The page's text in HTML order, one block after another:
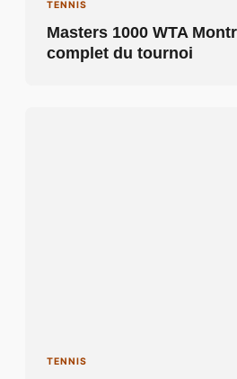
TENNIS
Masters 1000 WTA
complet du tournoi
TENNIS